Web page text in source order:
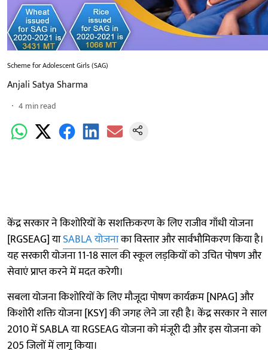
Scheme for Adolescent Girls (SAG)
Anjali Satya Sharma
4 min read
केंद्र सरकार ने किशोरियों के सशक्तिकरण के लिए राजीव गाँधी योजना
[RGSEAG] याSABLA योजनाका विस्तार और सार्वभौमिकरण किया है।
यह सरकारी योजना 11-18 साल की स्कूल लड़कियों को उचित पोषण और
सेवाएं प्राप्त करने में मदत करेगी।
सबला योजना किशोरियों के लिए मौजूदा पोषण कार्यक्रम [NPAG] और
किशोरी शक्ति योजना [KSY] की जगह लेने जा रही है। केंद्र सरकार ने साल
2010 में SABLA या RGSEAG योजना को मंजूरी दी और इस योजना को
205 जिलों में लागू किया।